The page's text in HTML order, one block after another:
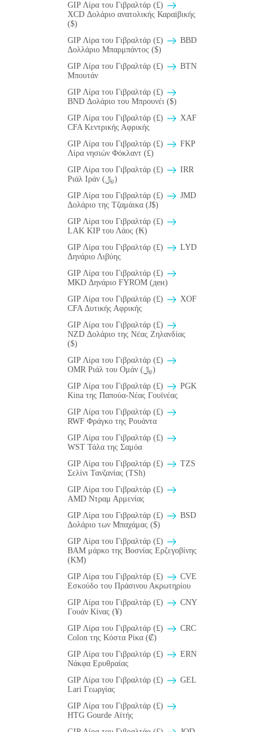
GIP Λίρα του Γιβραλτάρ (£)
XCD Δολάριο ανατολικής Καραiβικής
($)
GIP Λίρα του Γιβραλτάρ (£)
BBD
Δολλάριο Μπαρμπάντος ($)
GIP Λίρα του Γιβραλτάρ (£)
BTN
Μπουτάν
GIP Λίρα του Γιβραλτάρ (£)
BND Δολάριο του Μπρουνέι ($)
GIP Λίρα του Γιβραλτάρ (£)
XAF
CFA Κεντρικής Αφρικής
GIP Λίρα του Γιβραλτάρ (£)
FKP
Λίρα νησιών Φόκλαντ (£)
GIP Λίρα του Γιβραλτάρ (£)
IRR
Ριάλ Ιράν (﷼)
GIP Λίρα του Γιβραλτάρ (£)
JMD
Δολάριο της Τζαμάικα (J$)
GIP Λίρα του Γιβραλτάρ (£)
LAK KIP του Λάος (₭)
GIP Λίρα του Γιβραλτάρ (£)
LYD
Δηνάριο Λιβύης
GIP Λίρα του Γιβραλτάρ (£)
MKD Δηνάριο FYROM (ден)
GIP Λίρα του Γιβραλτάρ (£)
XOF
CFA Δυτικής Αφρικής
GIP Λίρα του Γιβραλτάρ (£)
NZD Δολάριο της Νέας Ζηλανδίας
($)
GIP Λίρα του Γιβραλτάρ (£)
OMR Ριάλ του Ομάν (﷼)
GIP Λίρα του Γιβραλτάρ (£)
PGK
Kina της Παπούα-Νέας Γουϊνέας
GIP Λίρα του Γιβραλτάρ (£)
RWF Φράγκο της Ρουάντα
GIP Λίρα του Γιβραλτάρ (£)
WST Τάλα της Σαμόα
GIP Λίρα του Γιβραλτάρ (£)
TZS
Σελίνι Τανζανίας (TSh)
GIP Λίρα του Γιβραλτάρ (£)
AMD Ντραμ Αρμενίας
GIP Λίρα του Γιβραλτάρ (£)
BSD
Δολάριο των Μπαχάμας ($)
GIP Λίρα του Γιβραλτάρ (£)
BAM μάρκο της Βοσνίας Ερζεγοβίνης
(KM)
GIP Λίρα του Γιβραλτάρ (£)
CVE
Εσκούδο του Πράσινου Ακρωτηρίου
GIP Λίρα του Γιβραλτάρ (£)
CNY
Γουάν Κίνας (¥)
GIP Λίρα του Γιβραλτάρ (£)
CRC
Colon της Κόστα Ρίκα (₡)
GIP Λίρα του Γιβραλτάρ (£)
ERN
Νάκφα Ερυθραίας
GIP Λίρα του Γιβραλτάρ (£)
GEL
Lari Γεωργίας
GIP Λίρα του Γιβραλτάρ (£)
HTG Gourde Αϊτής